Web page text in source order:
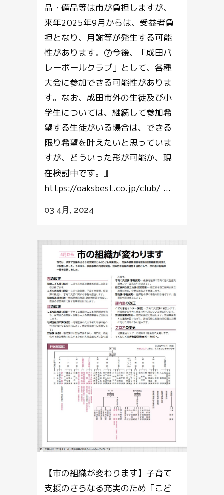
品・備品等は市が負担しますが、
来年2025年9月からは、受益者負
担となり、月謝等が発生する可能
性があります。⑦今後、「成田バ
レーボールクラブ」として、各種
大会に参加できる可能性がありま
す。なお、成田市外の生徒及び小
学生については、継続して参加希
望する生徒がいる場合は、できる
限り希望を叶えたいと思っていま
すが、どういった形が可能か、現
在検討中です。』
https://oaksbest.co.jp/club/ ...
03 4月, 2024
【市の組織が変わります】子育て
支援のさらなる充実のため「こど